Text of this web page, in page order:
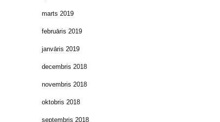
marts 2019
februāris 2019
janvāris 2019
decembris 2018
novembris 2018
oktobris 2018
septembris 2018